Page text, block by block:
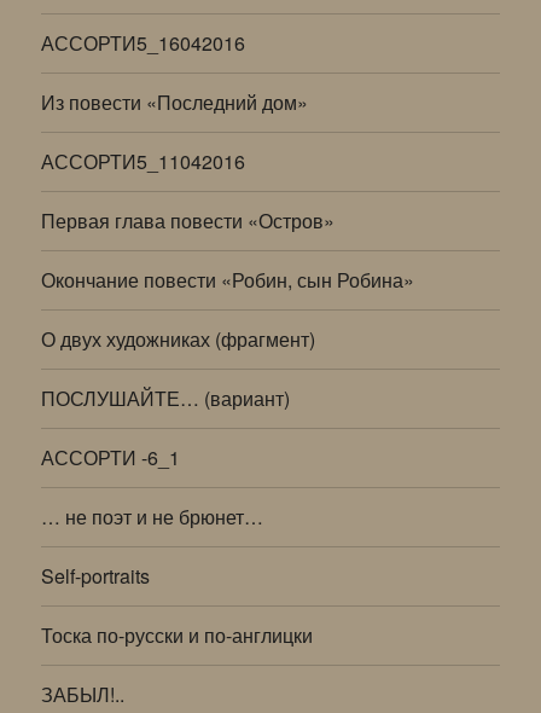
АССОРТИ5_16042016
Из повести «Последний дом»
АССОРТИ5_11042016
Первая глава повести «Остров»
Окончание повести «Робин, сын Робина»
О двух художниках (фрагмент)
ПОСЛУШАЙТЕ… (вариант)
АССОРТИ -6_1
… не поэт и не брюнет…
Self-portraits
Тоска по-русски и по-англицки
ЗАБЫЛ!..